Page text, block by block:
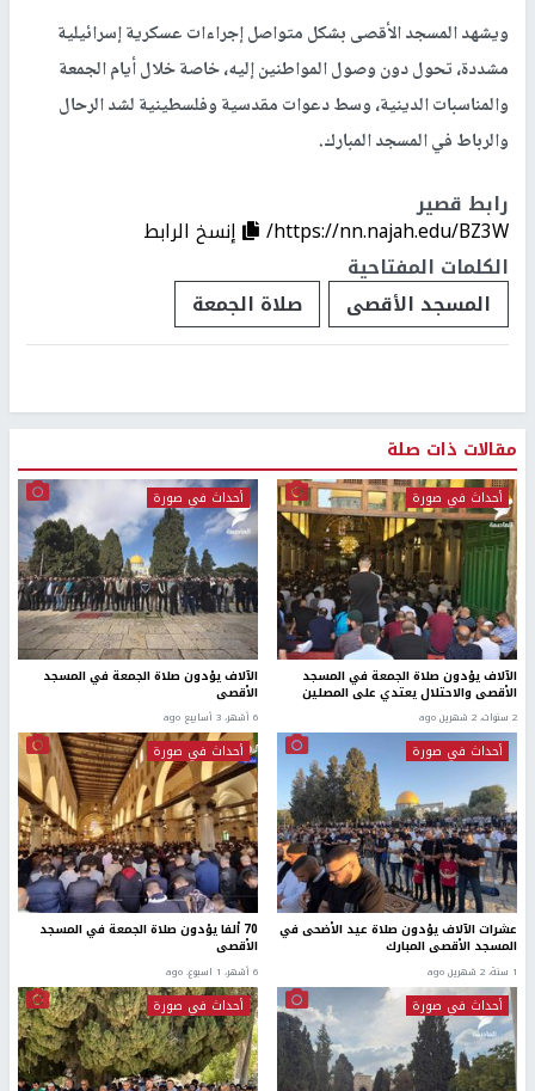
ويشهد المسجد الأقصى بشكل متواصل إجراءات عسكرية إسرائيلية
مشددة، تحول دون وصول المواطنين إليه، خاصة خلال أيام الجمعة
والمناسبات الدينية، وسط دعوات مقدسية وفلسطينية لشد الرحال
والرباط في المسجد المبارك.
رابط قصير
https://nn.najah.edu/BZ3W/
إنسخ الرابط
الكلمات المفتاحية
المسجد الأقصى
صلاة الجمعة
مقالات ذات صلة
أحداث في صورة
الآلاف يؤدون صلاة الجمعة في المسجد
الأقصى والاحتلال يعتدي على المصلين
2 سنوات، 2 شهرين ago
أحداث في صورة
الآلاف يؤدون صلاة الجمعة في المسجد
الأقصى
6 أشهر، 3 أسابيع ago
أحداث في صورة
عشرات الآلاف يؤدون صلاة عيد الأضحى في
المسجد الأقصى المبارك
1 سنة، 2 شهرين ago
أحداث في صورة
70 ألفا يؤدون صلاة الجمعة في المسجد
الأقصى
6 أشهر، 1 اسبوع. ago
أحداث في صورة أحداث في صورة